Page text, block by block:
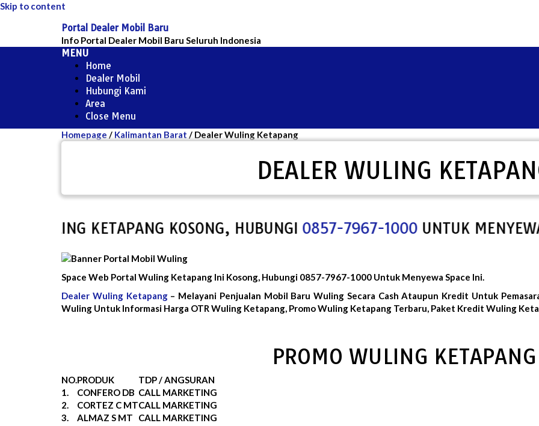
Skip to content
Portal Dealer Mobil Baru
Info Portal Dealer Mobil Baru Seluruh Indonesia
MENU
Home
Dealer Mobil
Hubungi Kami
Area
Close Menu
Homepage / Kalimantan Barat / Dealer Wuling Ketapang
DEALER WULING
KETAPANG KOSONG, HUBUNGI0857-7967-1000UNTUK MENYEWA
Space Web Portal Wuling Ketapang Ini Kosong, Hubungi 0857-7967-1000 Untuk Menyewa Space Ini.
Dealer Wuling Ketapang– Melayani Penjualan Mobil Baru Wuling Secara Cash Ataupun Kredit Untuk
Wuling Untuk Informasi Harga OTR Wuling Ketapang, Promo Wuling Ketapang Terbaru, Paket Kredit Wuling
PROMO WULING KETAPANG
NO.PRODUK
TDP / ANGSURAN
1.
CONFERO DB CALL MARKETING
2.
CORTEZ C MTCALL MARKETING
3.
ALMAZ S MT CALL MARKETING